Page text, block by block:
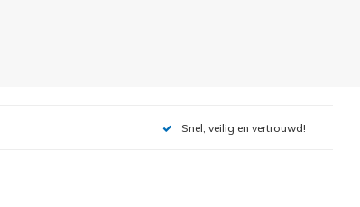
Snel, veilig en vertrouwd!